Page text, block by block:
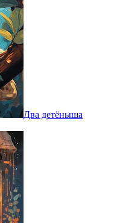
Два детёныша